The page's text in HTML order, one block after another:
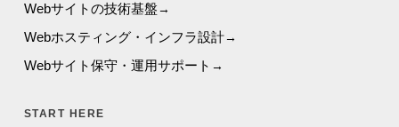
Webサイトの技術基盤
Webホスティング・インフラ設計
Webサイト保守・運用サポート
START HERE